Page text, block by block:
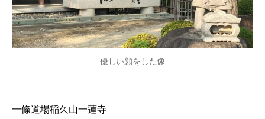
優しい顔をした像
一條道場稲久山一蓮寺